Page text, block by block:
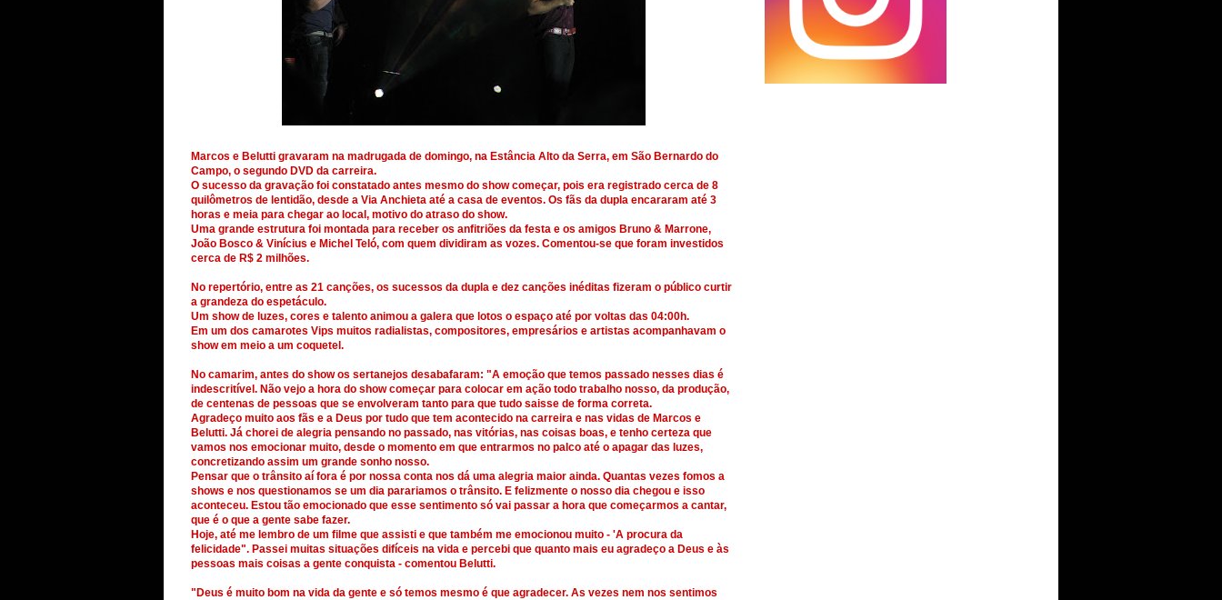
Marcos e Belutti gravaram na madrugada de domingo, na Estância Alto da Serra, em São Bernardo do
Campo, o segundo DVD da carreira.
O sucesso da gravação foi constatado antes mesmo do show começar, pois era registrado cerca de 8
quilômetros de lentidão, desde a Via Anchieta até a casa de eventos. Os fãs da dupla encararam até 3
horas e meia para chegar ao local, motivo do atraso do show.
Uma grande estrutura foi montada para receber os anfitriões da festa e os amigos Bruno & Marrone,
João Bosco & Vinícius e Michel Teló, com quem dividiram as vozes. Comentou-se que foram investidos
cerca de R$ 2 milhões.
No repertório, entre as 21 canções, os sucessos da dupla e dez canções inéditas fizeram o público curtir
a grandeza do espetáculo.
Um show de luzes, cores e talento animou a galera que lotos o espaço até por voltas das 04:00h.
Em um dos camarotes Vips muitos radialistas, compositores, empresários e artistas acompanhavam o
show em meio a um coquetel.
No camarim, antes do show os sertanejos desabafaram: "A emoção que temos passado nesses dias é
indescritível. Não vejo a hora do show começar para colocar em ação todo trabalho nosso, da produção,
de centenas de pessoas que se envolveram tanto para que tudo saisse de forma correta.
Agradeço muito aos fãs e a Deus por tudo que tem acontecido na carreira e nas vidas de Marcos e
Belutti. Já chorei de alegria pensando no passado, nas vitórias, nas coisas boas, e tenho certeza que
vamos nos emocionar muito, desde o momento em que entrarmos no palco até o apagar das luzes,
concretizando assim um grande sonho nosso.
Pensar que o trânsito aí fora é por nossa conta nos dá uma alegria maior ainda. Quantas vezes fomos a
shows e nos questionamos se um dia parariamos o trânsito. E felizmente o nosso dia chegou e isso
aconteceu. Estou tão emocionado que esse sentimento só vai passar a hora que começarmos a cantar,
que é o que a gente sabe fazer.
Hoje, até me lembro de um filme que assisti e que também me emocionou muito - 'A procura da
felicidade". Passei muitas situações difíceis na vida e percebi que quanto mais eu agradeço a Deus e às
pessoas mais coisas a gente conquista - comentou Belutti.
"Deus é muito bom na vida da gente e só temos mesmo é que agradecer. As vezes nem nos sentimos